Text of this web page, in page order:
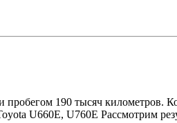
190 тысяч
U660E, U760E Рассмотрим